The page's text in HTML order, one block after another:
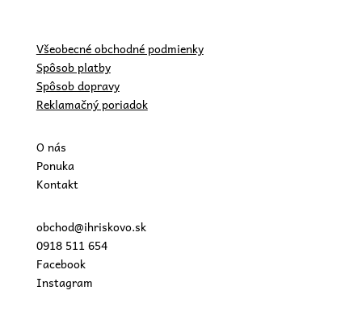
Všeobecné obchodné podmienky
Spôsob platby
Spôsob dopravy
Reklamačný poriadok
O nás
Ponuka
Kontakt
obchod@ihriskovo.sk
0918 511 654
Facebook
Instagram